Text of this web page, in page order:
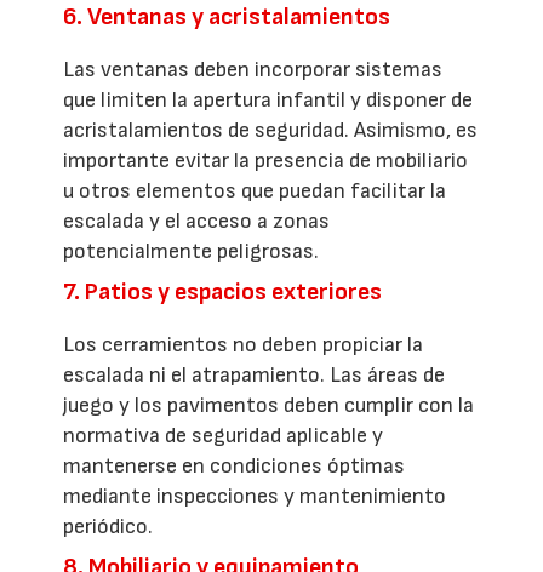
6. Ventanas y acristalamientos
Las ventanas deben incorporar sistemas
que limiten la apertura infantil y disponer de
acristalamientos de seguridad. Asimismo, es
importante evitar la presencia de mobiliario
u otros elementos que puedan facilitar la
escalada y el acceso a zonas
potencialmente peligrosas.
7. Patios y espacios exteriores
Los cerramientos no deben propiciar la
escalada ni el atrapamiento. Las áreas de
juego y los pavimentos deben cumplir con la
normativa de seguridad aplicable y
mantenerse en condiciones óptimas
mediante inspecciones y mantenimiento
periódico.